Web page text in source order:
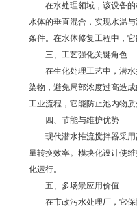
在水处理领域，该设备的
水体的垂直混合，实现水温
条件。在水体修复工程中，
三、工艺强化关键角色
在生化处理工艺中，潜水
染物，避免局部浓度过高造
工业流程，它能防止池内物
四、节能与维护优势
现代潜水推流搅拌器采用
量转换效率。模块化设计使
化运行。
五、多场景应用价值
在市政污水处理厂，它保